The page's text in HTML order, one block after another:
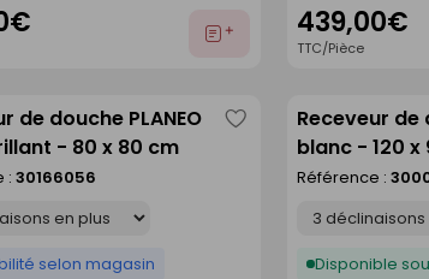
Ajouter
439,00€
TTC/Pièce
de douche PLANEO
- 80 x 80 cm
: 30166056
selon magasin
Enregistrer
comme
Receveur de
blanc - 120 x
Référence :
Disponible